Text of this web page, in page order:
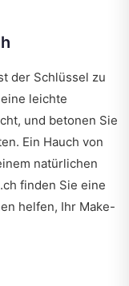
der Schlüssel zu
leichte
und betonen Sie
Ein Hauch von
natürlichen
finden Sie eine
helfen, Ihr Make-